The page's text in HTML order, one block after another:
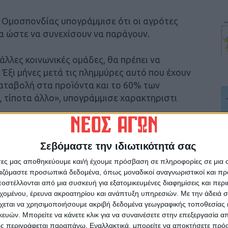
Σεβόμαστε την ιδιωτικότητά σας
μας αποθηκεύουμε και/ή έχουμε πρόσβαση σε πληροφορίες σε
προσωπικά δεδομένα, όπως μοναδικοί αναγνωριστικοί και
από μια συσκευή για εξατομικευμένες διαφημίσεις και
έρευνα ακροατηρίου και ανάπτυξη υπηρεσιών. Με την άδειά
να χρησιμοποιήσουμε ακριβή δεδομένα γεωγραφικής τοποθεσίας
Μπορείτε να κάνετε κλικ για να συναινέσετε στην επεξεργασία
περιγράφεται παραπάνω. Εναλλακτικά, μπορείτε να αποκτήσετε
υπογράμμισε ότι οι αγρότες
ώστε να συνεχίσουν να παράγουν.
κοινωνικές ομάδες, θα πρέπει να
μήνες μετά τις πλημμύρες αυτό που έχουν
στα προϊόντα και το 60% των
άλλο», υπογράμμισε χαρακτηριστι
αιτήματα που θα κατατεθούν στον
η 15μελής επιτροπή που θα τον
Ρίζος Μαρούδας επισήμανε ότι τα «βασικά
είναι το κόστος παραγωγής που είναι
πολιτικής, η οποία δεν θέλουμε να